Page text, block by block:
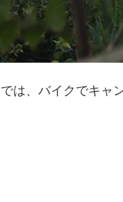
は、バイクでキャ